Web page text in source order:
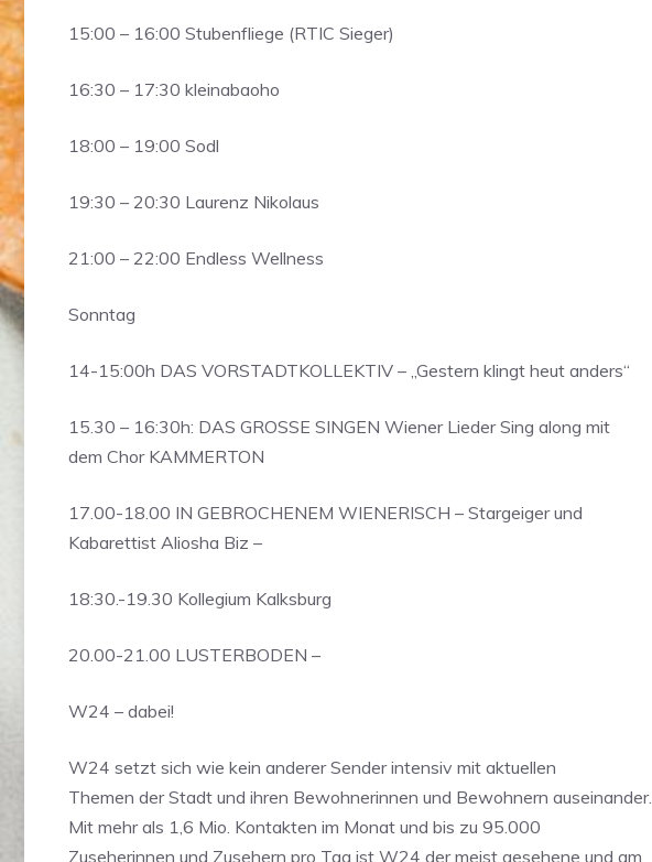
15:00 – 16:00 Stubenfliege (RTIC Sieger)
16:30 – 17:30 kleinabaoho
18:00 – 19:00 Sodl
19:30 – 20:30 Laurenz Nikolaus
21:00 – 22:00 Endless Wellness
Sonntag
14-15:00h DAS VORSTADTKOLLEKTIV – „Gestern klingt heut anders“
15.30 – 16:30h: DAS GROSSE SINGEN Wiener Lieder Sing along mit
dem Chor KAMMERTON
17.00-18.00 IN GEBROCHENEM WIENERISCH – Stargeiger und
Kabarettist Aliosha Biz –
18:30.-19.30 Kollegium Kalksburg
20.00-21.00 LUSTERBODEN –
W24 – dabei!
W24 setzt sich wie kein anderer Sender intensiv mit aktuellen
Themen der Stadt und ihren Bewohnerinnen und Bewohnern auseinander.
Mit mehr als 1,6 Mio. Kontakten im Monat und bis zu 95.000
Zuseherinnen und Zusehern pro Tag ist W24 der meist gesehene und am